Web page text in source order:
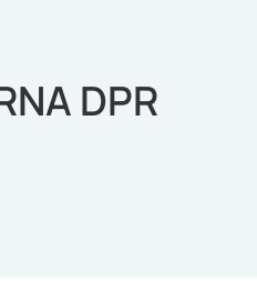
DPR